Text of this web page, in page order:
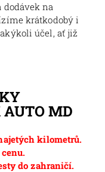
na
krátkodobý i
účel, ať již
AUTO MD
kilometrů.
do zahraničí.